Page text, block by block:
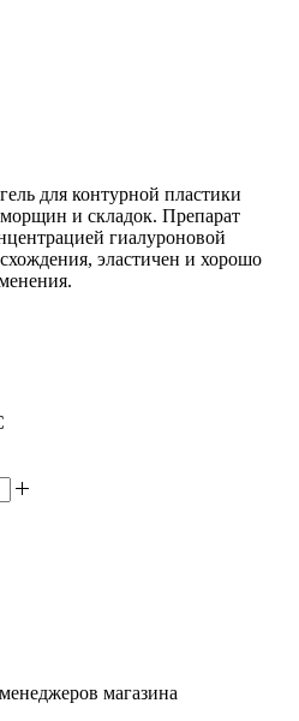
для контурной пластики
и складок. Препарат
гиалуроновой
эластичен и хорошо
магазина